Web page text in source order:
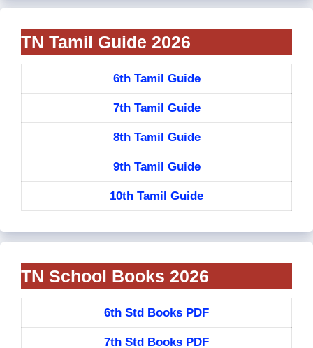
TN Tamil Guide 2026
6th Tamil Guide
7th Tamil Guide
8th Tamil Guide
9th Tamil Guide
10th Tamil Guide
TN School Books 2026
6th Std Books PDF
7th Std Books PDF